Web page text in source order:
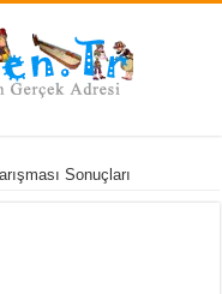
Sonuçları